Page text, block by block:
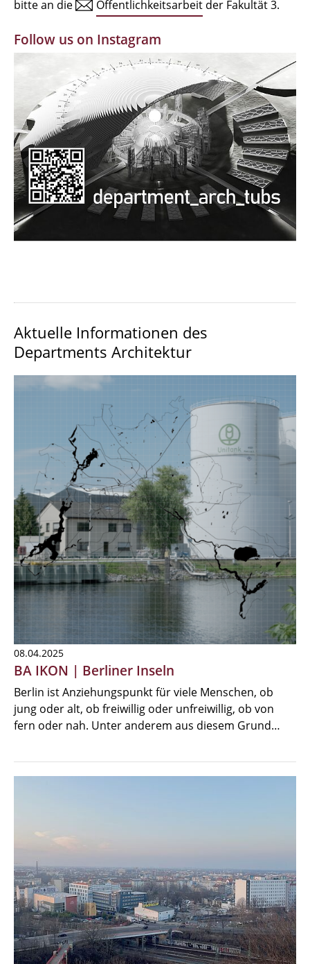
Zeichensäle
MBW | Modellbauwerkstatt
Alumni | cloud club
Dokumente und Downloads
bitte an die
Öffentlichkeitsarbeit der Fakultät 3.
Follow us on Instagram
Aktuelle Informationen des
Departments Architektur
08.04.2025
BA IKON | Berliner Inseln
Berlin ist Anziehungspunkt für viele Menschen, ob
jung oder alt, ob freiwillig oder unfreiwillig, ob von
fern oder nah. Unter anderem aus diesem Grund…